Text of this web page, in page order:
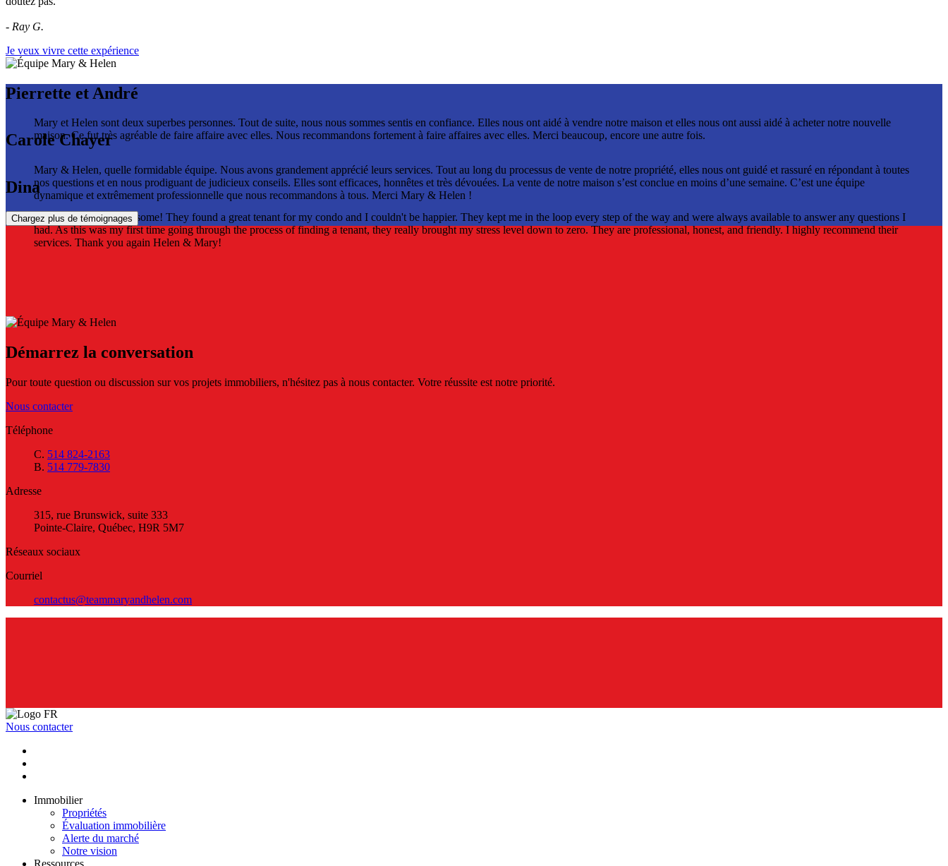
- Ray G.
Je veux vivre cette expérience
Pierrette et André
Mary et Helen sont deux superbes personnes. Tout de suite, nous nous sommes sentis en confiance. Elles nous ont aidé à vendre notre maison et elles nous ont aussi aidé à acheter notre nouvelle
maison. Ce fut très agréable de faire affaire avec elles. Nous recommandons fortement à faire affaires avec elles. Merci beaucoup, encore une autre fois.
Carole Chayer
Mary & Helen, quelle formidable équipe. Nous avons grandement apprécié leurs services. Tout au long du processus de vente de notre propriété, elles nous ont guidé et rassuré en répondant à toutes
nos questions et en nous prodiguant de judicieux conseils. Elles sont efficaces, honnêtes et très dévouées. La vente de notre maison s’est conclue en moins d’une semaine. C’est une équipe
dynamique et extrêmement professionnelle que nous recommandons à tous. Merci Mary & Helen !
Dina
Helen & Mary are awesome! They found a great tenant for my condo and I couldn't be happier. They kept me in the loop every step of the way and were always available to answer any questions I
had. As this was my first time going through the process of finding a tenant, they really brought my stress level down to zero. They are professional, honest, and friendly. I highly recommend their
services. Thank you again Helen & Mary!
Chargez plus de témoignages
Démarrez la conversation
Pour toute question ou discussion sur vos projets immobiliers, n'hésitez pas à nous contacter. Votre réussite est notre priorité.
Nous contacter
Téléphone
C. 514 824-2163
B. 514 779-7830
Adresse
315, rue Brunswick, suite 333
Pointe-Claire, Québec, H9R 5M7
Réseaux sociaux
Courriel
contactus@teammaryandhelen.com
Nous contacter
Immobilier
Propriétés
Évaluation immobilière
Alerte du marché
Notre vision
Ressources